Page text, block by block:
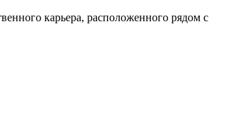
карьера, расположенного рядом с